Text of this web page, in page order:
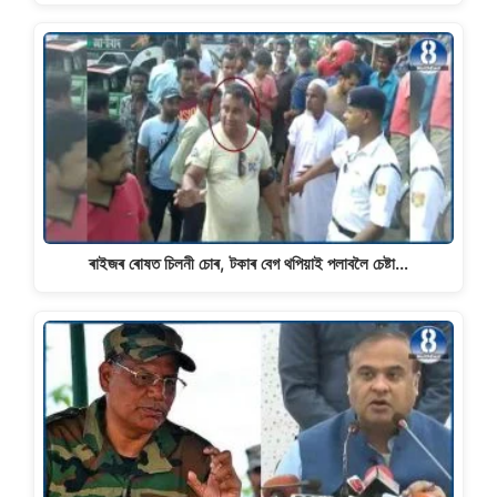
ৰাইজৰ ৰোষত চিলনী চোৰ, টকাৰ বেগ থপিয়াই পলাবলৈ চেষ্টা…